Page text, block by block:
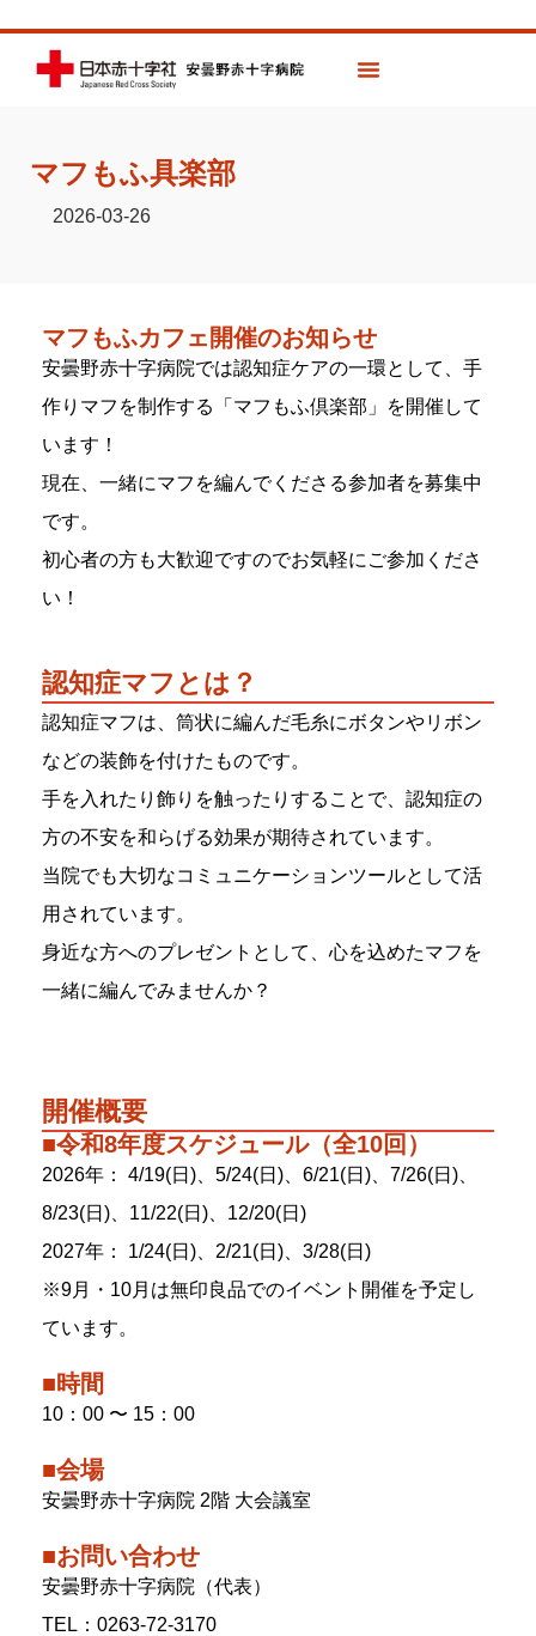
マフもふ具楽部
2026-03-26
マフもふカフェ開催のお知らせ
安曇野赤十字病院では認知症ケアの一環として、手
作りマフを制作する「マフもふ倶楽部」を開催して
います！
現在、一緒にマフを編んでくださる参加者を募集中
です。
初心者の方も大歓迎ですのでお気軽にご参加くださ
い！
認知症マフとは？
認知症マフは、筒状に編んだ毛糸にボタンやリボン
などの装飾を付けたものです。
手を入れたり飾りを触ったりすることで、認知症の
方の不安を和らげる効果が期待されています。
当院でも大切なコミュニケーションツールとして活
用されています。
身近な方へのプレゼントとして、心を込めたマフを
一緒に編んでみませんか？
開催概要
■令和8年度スケジュール（全10回）
2026年： 4/19(日)、5/24(日)、6/21(日)、7/26(日)、
8/23(日)、11/22(日)、12/20(日)
2027年： 1/24(日)、2/21(日)、3/28(日)
※9月・10月は無印良品でのイベント開催を予定し
ています。
■時間
10：00 〜 15：00
■会場
安曇野赤十字病院 2階 大会議室
■お問い合わせ
安曇野赤十字病院（代表）
TEL：0263-72-3170